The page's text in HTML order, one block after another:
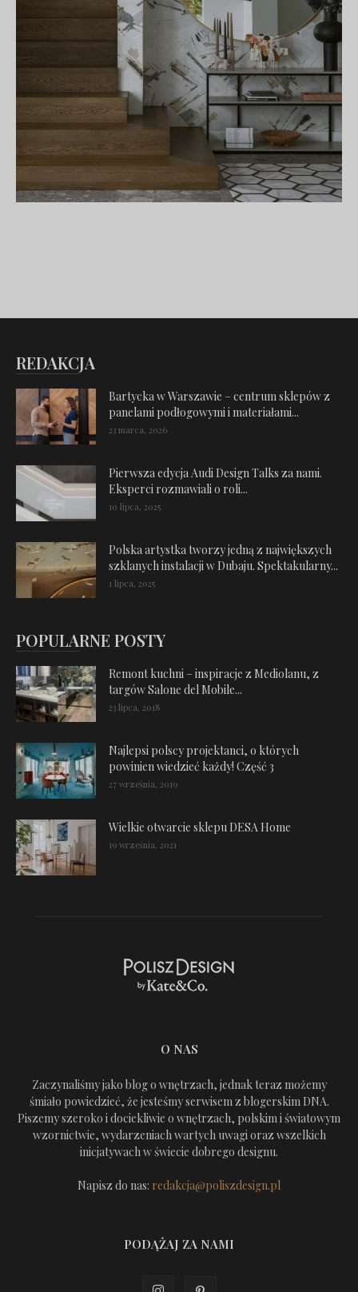
REDAKCJA
Bartycka w Warszawie – centrum sklepów z
panelami podłogowymi i materiałami...
23 marca, 2026
Pierwsza edycja Audi Design Talks za nami.
Eksperci rozmawiali o roli...
10 lipca, 2025
Polska artystka tworzy jedną z największych
szklanych instalacji w Dubaju. Spektakularny...
1 lipca, 2025
POPULARNE POSTY
Remont kuchni – inspiracje z Mediolanu, z
targów Salone del Mobile...
23 lipca, 2018
Najlepsi polscy projektanci, o których
powinien wiedzieć każdy! Część 3
27 września, 2019
Wielkie otwarcie sklepu DESA Home
19 września, 2021
O NAS
Zaczynaliśmy jako blog o wnętrzach, jednak teraz możemy
śmiało powiedzieć, że jesteśmy serwisem z blogerskim DNA.
Piszemy szeroko i dociekliwie o wnętrzach, polskim i światowym
wzornictwie, wydarzeniach wartych uwagi oraz wszelkich
inicjatywach w świecie dobrego designu.
Napisz do nas: redakcja@poliszdesign.pl
PODĄŻAJ ZA NAMI